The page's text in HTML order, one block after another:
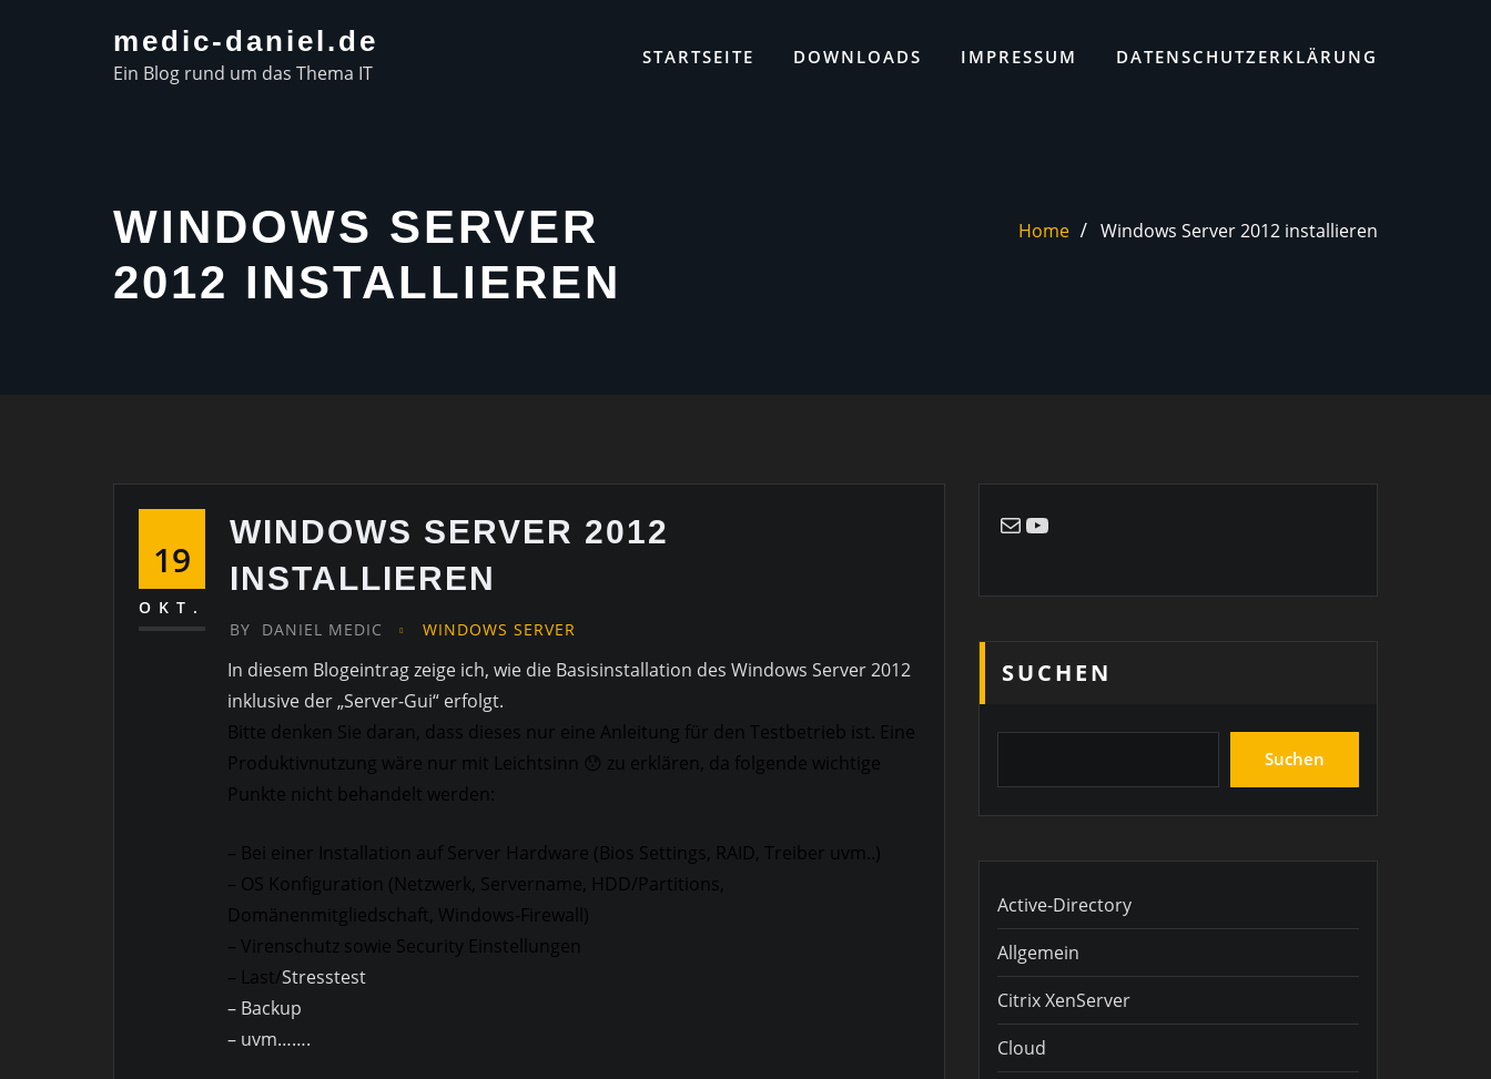
medic-daniel.de
Ein Blog rund um das Thema IT
STARTSEITE DOWNLOADS IMPRESSUM DATENSCHUTZERKLÄRUNG
WINDOWS SERVER
2012 INSTALLIEREN
Home Windows Server 2012 installieren
19
OKT.
WINDOWS SERVER 2012
INSTALLIEREN
BY DANIEL MEDIC WINDOWS SERVER
In diesem Blogeintrag zeige ich, wie die Basisinstallation des Windows Server 2012
inklusive der „Server-Gui“ erfolgt.
Bitte denken Sie daran, dass dieses nur eine Anleitung für den Testbetrieb ist. Eine
Produktivnutzung wäre nur mit Leichtsinn 😯 zu erklären, da folgende wichtige
Punkte nicht behandelt werden:
– Bei einer Installation auf Server Hardware (Bios Settings, RAID, Treiber uvm..)
– OS Konfiguration (Netzwerk, Servername, HDD/Partitions,
Domänenmitgliedschaft, Windows-Firewall)
– Virenschutz sowie Security Einstellungen
– Last/Stresstest
– Backup
– uvm…….
E-MailYouTube
SUCHEN
Suchen
Active-Directory
Allgemein
Citrix XenServer
Cloud